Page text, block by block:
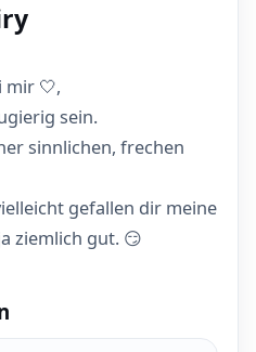
mir 🤍,
sein.
sinnlichen, frechen
gefallen dir meine
ziemlich gut. 😏